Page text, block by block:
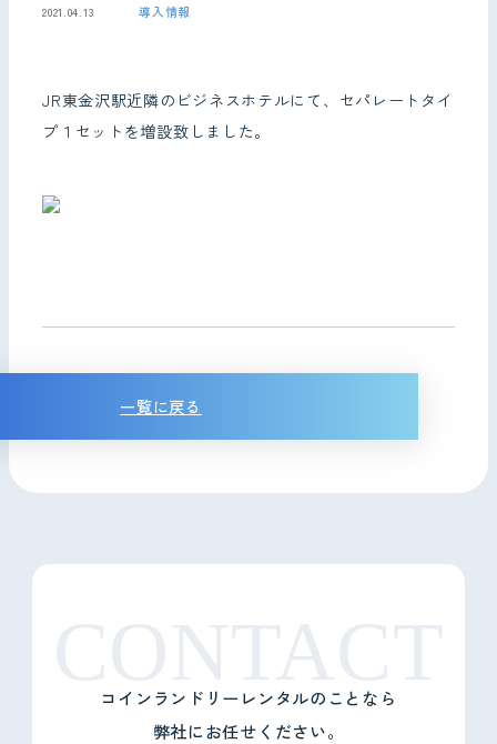
2021.04.13 導入情報
JR東金沢駅近隣のビジネスホテルにて、セパレートタイ
プ１セットを増設致しました。
一覧に戻る
コインランドリーレンタルのことなら
弊社にお任せください。